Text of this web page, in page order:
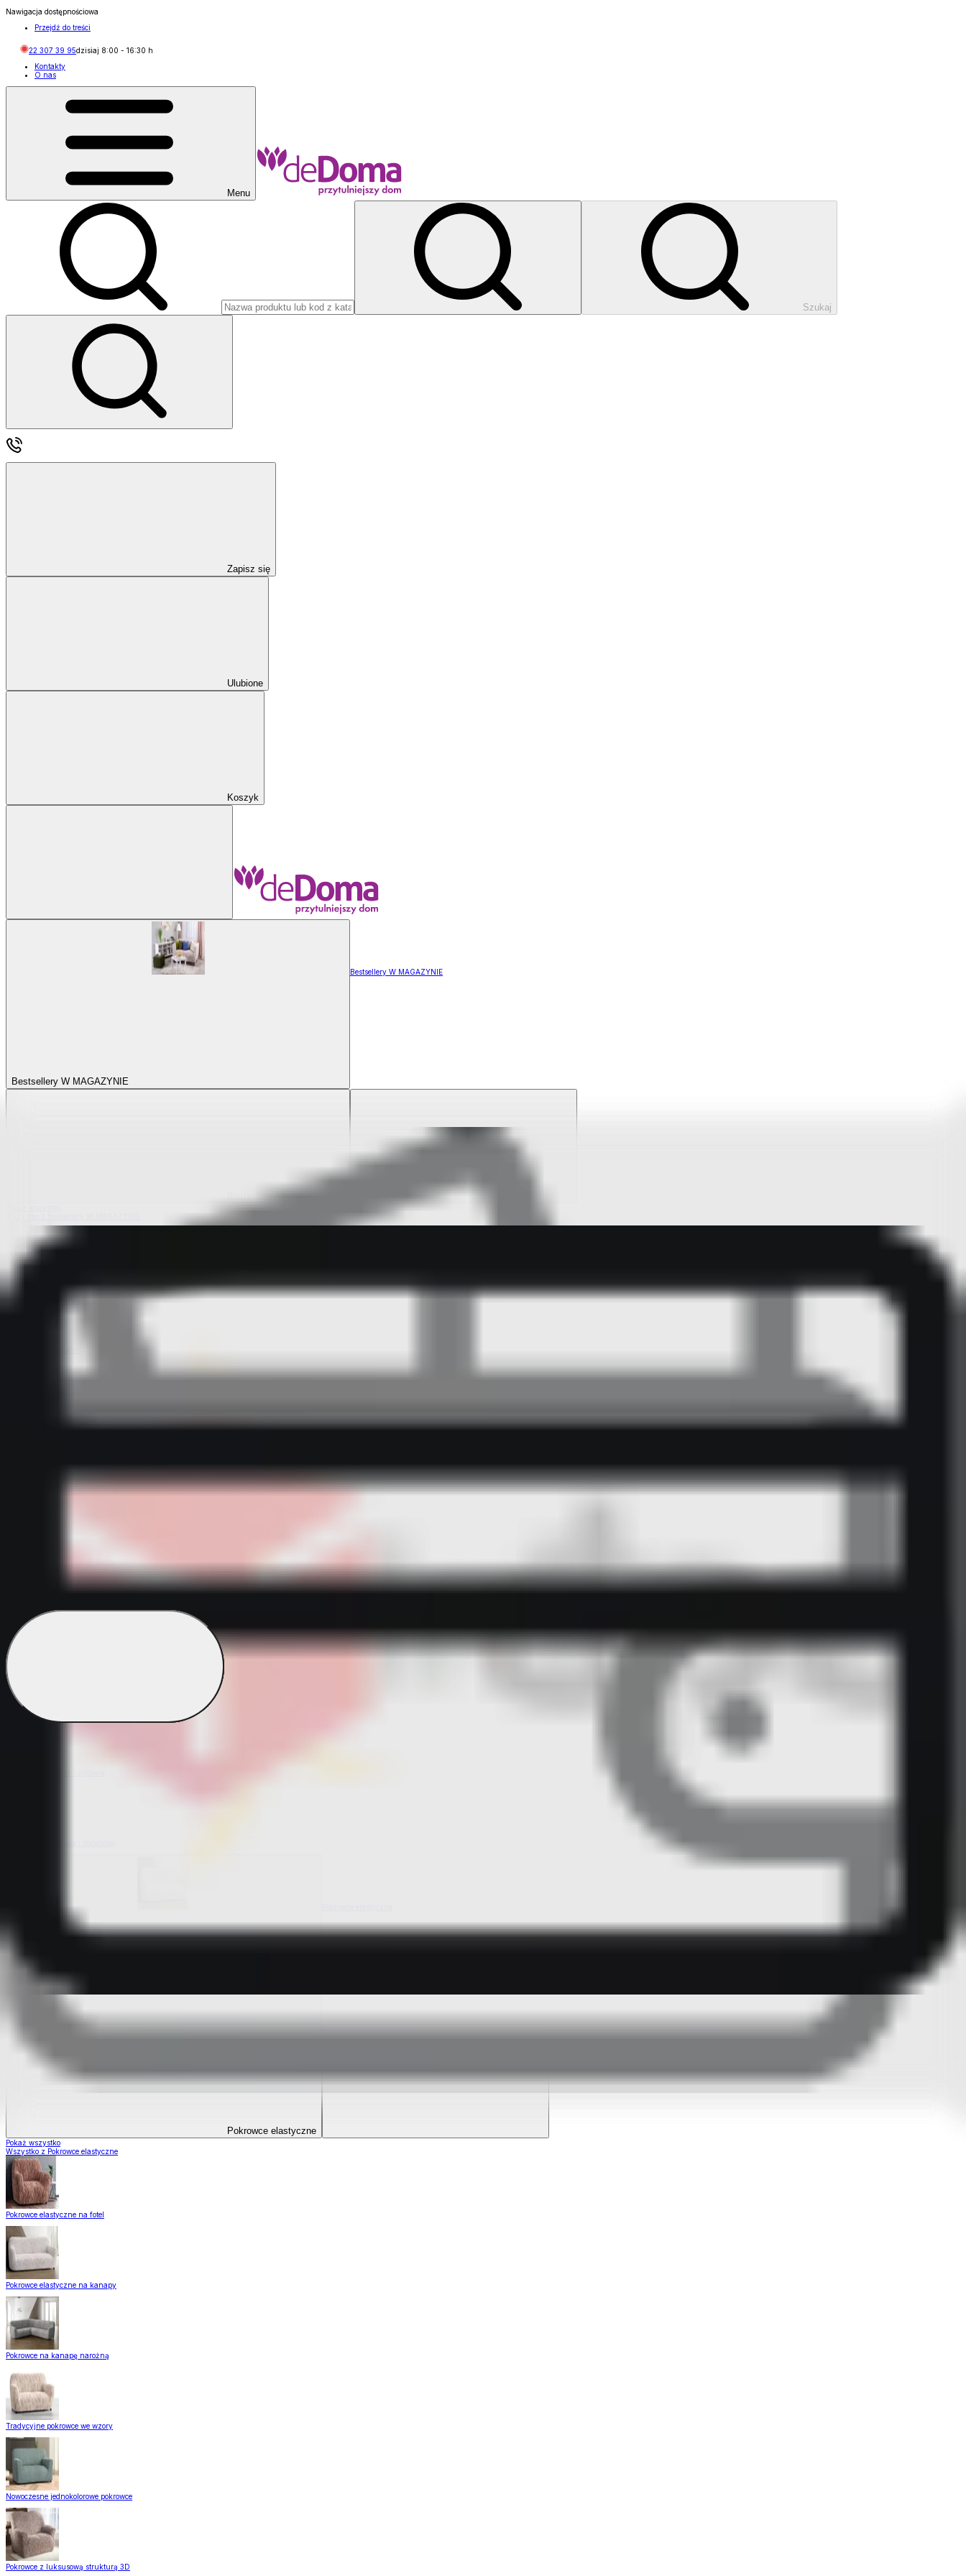
Nawigacja dostępnościowa
Przejdź do treści
22 307 39 95dzisiaj 8:00 - 16:30 h
Kontakty
O nas
Menu
Szukaj
Zapisz się
Ulubione
Koszyk
Bestsellery W MAGAZYNIE
Bestsellery W MAGAZYNIE
Bestsellery W MAGAZYNIE
Bestsellery z elastycznych pokrowców
Bestsellery z tekstylii domowych
Bestsellery z wyposażenia kuchni
Bestsellery z ogrodu
Bestsellery z mieszkania i sprzątania
Pokrowce elastyczne
Pokrowce elastyczne
Pokaż wszystko
Wszystko z Pokrowce elastyczne
Pokrowce elastyczne na fotel
Pokrowce elastyczne na kanapy
Pokrowce na kanapę narożną
Tradycyjne pokrowce we wzory
Nowoczesne jednokolorowe pokrowce
Pokrowce z luksusową strukturą 3D